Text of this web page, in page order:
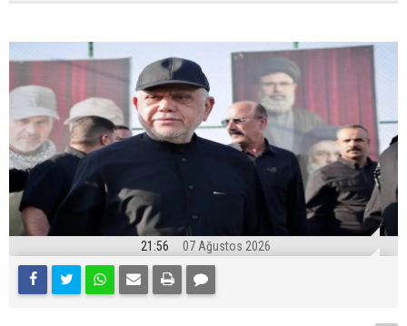
21:56 07 Ağustos 2026